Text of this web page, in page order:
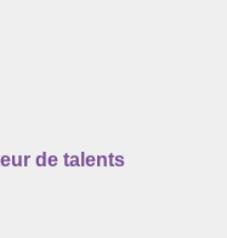
de talents